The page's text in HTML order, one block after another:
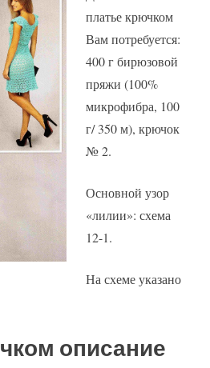
платье крючком
Вам потребуется:
400 г бирюзовой
пряжи (100%
микрофибра, 100
г/ 350 м), крючок
№ 2.
Основной узор
«лилии»: схема
12-1.
На схеме указано
описание